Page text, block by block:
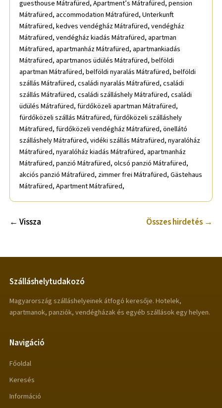
guesthouse Mátrafüred, Apartment’s Mátrafüred, pension
Mátrafüred, accommodation Mátrafüred, Unterkunft
Mátrafüred, kedves vendégház Mátrafüred, vendégház
Mátrafüred, vendégház kiadás Mátrafüred, apartman
Mátrafüred, apartmanház Mátrafüred, apartmankiadás
Mátrafüred, apartmanos üdülés Mátrafüred, belföldi
apartman Mátrafüred, belföldi nyaralás Mátrafüred, belföldi
szállás Mátrafüred, családi nyaralás Mátrafüred, családi
szállás Mátrafüred, családi szálláshely Mátrafüred, családi
üdülés Mátrafüred, fürdőközeli apartman Mátrafüred,
fürdőközeli szállás Mátrafüred, fürdőközeli szálláshely
Mátrafüred, fürdőközeli vendégház Mátrafüred, önellátó
szálláshely Mátrafüred, vidéki szállás Mátrafüred, nyaralóház
Mátrafüred, nyaralóház kiadás Mátrafüred, apartmanház
Mátrafüred, panzió Mátrafüred, olcsó panzió Mátrafüred,
akciós panzió Mátrafüred, zimmer frei Mátrafüred, Gästehaus
Mátrafüred, Apartment Mátrafüred,
← Vissza Összes hirdetés →
Szálláshelytudakozó
Magyarország szálláshelyeinek átfogó keresője. Hotelek,
apartmanok, panziók, vendégházak és egyéb szállások egy helyen.
Navigáció
Főoldal
Keresés
Információ